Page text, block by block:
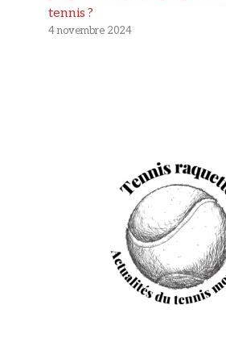
tennis ?
4 novembre 2024